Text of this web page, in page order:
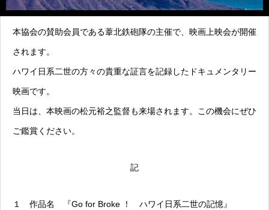
本協会の賛助会員である葦北鉄砲隊の主催で、映画上映会が開催
されます。
ハワイ日系二世の方々の貴重な証言を記録したドキュメンタリー
映画です。
当日は、本映画の松元裕之監督も来場されます。この機会にぜひ
ご鑑賞ください。
記
１ 作品名 『Go for Broke ！ ハワイ日系二世の記憶』